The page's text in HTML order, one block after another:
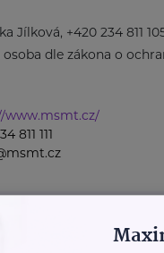
Jílková, +420 234 811
osoba dle zákona o
www.msmt.cz/
811 111
asociace